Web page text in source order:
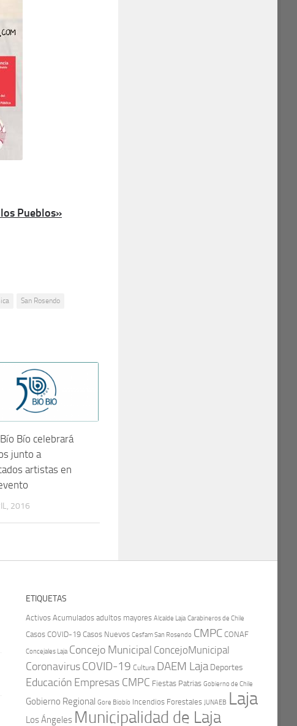
Pueblos»
San Rosendo
Bío celebrará
junto a
artistas en
2016
ETIQUETAS
Activos Acumulados adultos mayores Alcalde Laja Carabineros de Chile
Casos COVID-19 Casos Nuevos Cesfam San Rosendo CMPC CONAF
Concejales Laja Concejo Municipal ConcejoMunicipal
CoronavirusCOVID-19 Cultura DAEM Laja Deportes
Educación Empresas CMPC Fiestas Patrias Gobierno de Chile
Gobierno Regional Gore Biobío Incendios Forestales JUNAEB Laja
Los Ángeles Municipalidad de Laja